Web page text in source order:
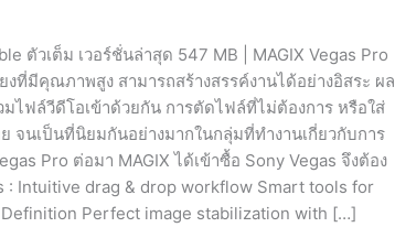
ตัวเต็ม เวอร์ชั่นล่าสุด 547 MB | MAGIX Vegas Pro
ที่มีคุณภาพสูง สามารถสร้างสรรค์งานได้อย่างอิสระ ผล
ไฟล์วีดีโอเข้าด้วยกัน การตัดไฟล์ที่ไม่ต้องการ หรือใส่
จนเป็นที่นิยมกันอย่างมากในกลุ่มที่ทำงานเกี่ยวกับการ
Pro ต่อมา MAGIX ได้เข้าซื้อ Sony Vegas จึงต้อง
: Intuitive drag & drop workflow Smart tools for
Perfect image stabilization with […]